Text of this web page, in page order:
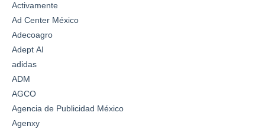
Activamente
Ad Center México
Adecoagro
Adept AI
adidas
ADM
AGCO
Agencia de Publicidad México
Agenxy